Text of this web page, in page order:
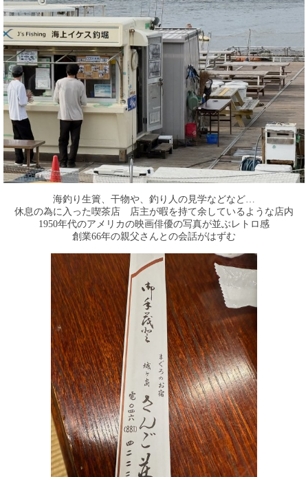
海釣り生簀、干物や、釣り人の見学などなど…
休息の為に入った喫茶店 店主が暇を持て余しているような店内
1950年代のアメリカの映画俳優の写真が並ぶレトロ感
創業66年の親父さんとの会話がはずむ